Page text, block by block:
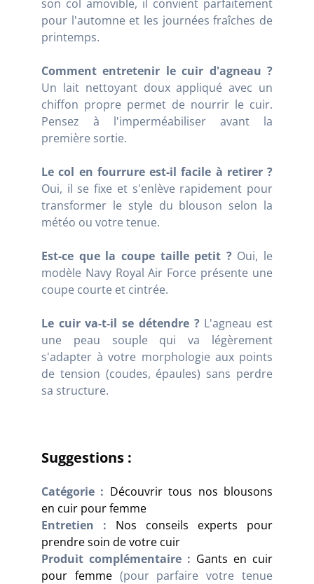
son col amovible, il convient parfaitement
pour l'automne et les journées fraîches de
printemps.
Comment entretenir le cuir d'agneau ?
Un lait nettoyant doux appliqué avec un
chiffon propre permet de nourrir le cuir.
Pensez à l'imperméabiliser avant la
première sortie.
Le col en fourrure est-il facile à retirer ?
Oui, il se fixe et s'enlève rapidement pour
transformer le style du blouson selon la
météo ou votre tenue.
Est-ce que la coupe taille petit ?Oui, le
modèle Navy Royal Air Force présente une
coupe courte et cintrée.
Le cuir va-t-il se détendre ?L'agneau est
une peau souple qui va légèrement
s'adapter à votre morphologie aux points
de tension (coudes, épaules) sans perdre
sa structure.
Suggestions :
Catégorie : Découvrir tous nos blousons
en cuir pour femme
Entretien :
Nos conseils experts pour
prendre soin de votre cuir
Produit complémentaire : Gants en cuir
pour femme(pour parfaire votre tenue